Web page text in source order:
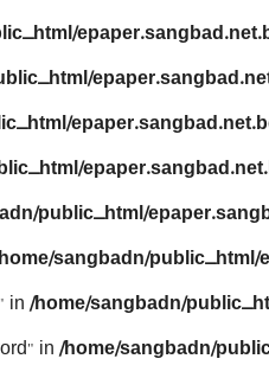
public_html/
sangbadn/
in /home/sangbadn/
in /home/sangbadn/